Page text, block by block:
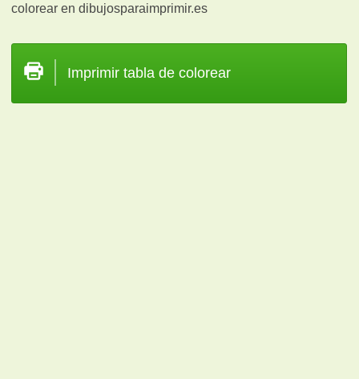
colorear en dibujosparaimprimir.es
Imprimir tabla de colorear